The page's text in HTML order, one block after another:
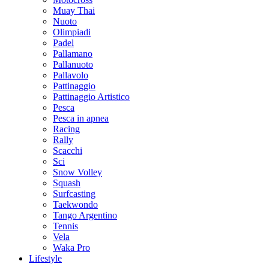
Muay Thai
Nuoto
Olimpiadi
Padel
Pallamano
Pallanuoto
Pallavolo
Pattinaggio
Pattinaggio Artistico
Pesca
Pesca in apnea
Racing
Rally
Scacchi
Sci
Snow Volley
Squash
Surfcasting
Taekwondo
Tango Argentino
Tennis
Vela
Waka Pro
Lifestyle